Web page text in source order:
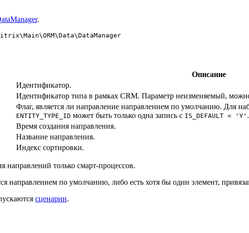
.
Описание
Идентификатор.
Идентификатор типа в рамках CRM. Параметр неизменяемый, можно
Флаг, является ли направление направлением по умолчанию. Для
ENTITY_TYPE_ID может быть только одна запись с IS_DEFAULT = 'Y' .
Время создания направления.
Название направления.
Индекс сортировки.
направлений только смарт-процессов.
направлением по умолчанию, либо есть хотя бы один элемент,
сценарии.